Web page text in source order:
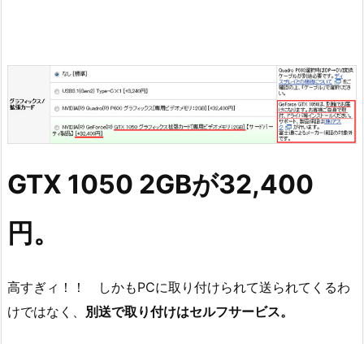
GTX 1050 2GBが32,400
円。
高すぎィ！！ しかもPCに取り付けられて送られてくるわ
けではなく、 別送で取り付けはセルフサービス。